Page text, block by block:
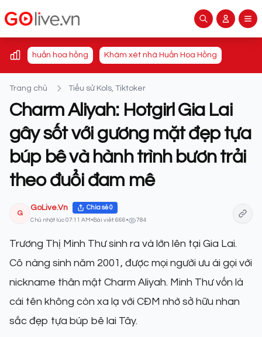
huấn hoa hồng Khám xét nhà Huấn Hoa Hồng
Trang chủ Tiểu sử Kols, Tiktoker
Charm Aliyah: Hotgirl Gia Lai
gây sốt với gương mặt đẹp tựa
búp bê và hành trình bươn trải
theo đuổi đam mê
G
GoLive.Vn Chia sẻ0
Chủ nhật lúc 07:11 AM • Bài viết: 666 • 784
Trương Thị Minh Thư sinh ra và lớn lên tại Gia Lai.
Cô nàng sinh năm 2001, được mọi người ưu ái gọi với
nickname thân mật Charm Aliyah. Minh Thư vốn là
cái tên không còn xa lạ với CĐM nhờ sở hữu nhan
sắc đẹp tựa búp bê lai Tây.